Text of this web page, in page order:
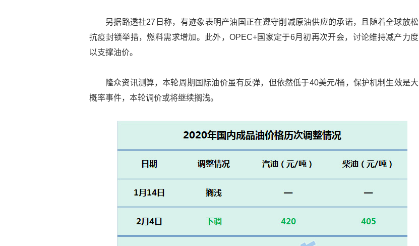
另据路透社27日称，有迹象表明产油国正在遵守削减原油供应的承诺，且随着全球放松
抗疫封锁举措，燃料需求增加。此外，OPEC+国家定于6月初再次开会，讨论维持减产力度
以支撑油价。
隆众资讯测算，本轮周期国际油价虽有反弹，但依然低于40美元/桶，保护机制生效是大
概率事件，本轮调价或将继续搁浅。